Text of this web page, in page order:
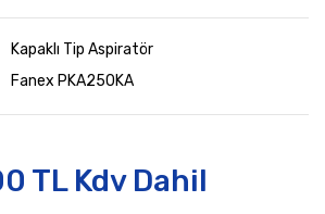
Kapaklı Tip Aspiratör
Fanex PKA250KA
TL Kdv Dahil